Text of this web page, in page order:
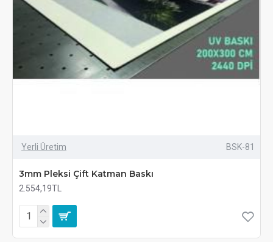
Yerli Üretim BSK-81
3mm Pleksi Çift Katman Baskı
2.554,19TL